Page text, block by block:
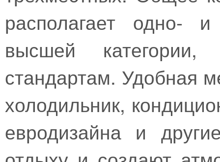
располагает одно-
высшей категории,
стандартам. Удобная
холодильник,
евродизайна и